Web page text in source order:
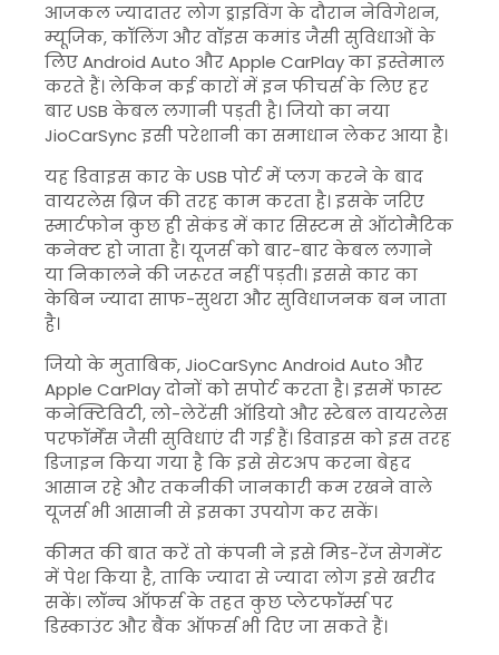
आजकल ज्यादातर लोग ड्राइविंग के दौरान नेविगेशन,
म्यूजिक, कॉलिंग और वॉइस कमांड जैसी सुविधाओं के
लिए Android Auto और Apple CarPlay का इस्तेमाल
करते हैं। लेकिन कई कारों में इन फीचर्स के लिए हर
बार USB केबल लगानी पड़ती है। जियो का नया
JioCarSync इसी परेशानी का समाधान लेकर आया है।
यह डिवाइस कार के USB पोर्ट में प्लग करने के बाद
वायरलेस ब्रिज की तरह काम करता है। इसके जरिए
स्मार्टफोन कुछ ही सेकंड में कार सिस्टम से ऑटोमैटिक
कनेक्ट हो जाता है। यूजर्स को बार-बार केबल लगाने
या निकालने की जरूरत नहीं पड़ती। इससे कार का
केबिन ज्यादा साफ-सुथरा और सुविधाजनक बन जाता
है।
जियो के मुताबिक, JioCarSync Android Auto और
Apple CarPlay दोनों को सपोर्ट करता है। इसमें फास्ट
कनेक्टिविटी, लो-लेटेंसी ऑडियो और स्टेबल वायरलेस
परफॉर्मेंस जैसी सुविधाएं दी गई हैं। डिवाइस को इस तरह
डिजाइन किया गया है कि इसे सेटअप करना बेहद
आसान रहे और तकनीकी जानकारी कम रखने वाले
यूजर्स भी आसानी से इसका उपयोग कर सकें।
कीमत की बात करें तो कंपनी ने इसे मिड-रेंज सेगमेंट
में पेश किया है, ताकि ज्यादा से ज्यादा लोग इसे खरीद
सकें। लॉन्च ऑफर्स के तहत कुछ प्लेटफॉर्म्स पर
डिस्काउंट और बैंक ऑफर्स भी दिए जा सकते हैं।